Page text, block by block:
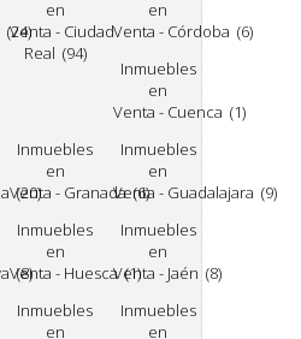
(24)
en
Venta - Ciudad
Real (94)
en
Venta - Córdoba (6)
Inmuebles
en
Venta - Cuenca (1)
(20)
Inmuebles
en
Venta - Granada (6)
Inmuebles
en
Venta - Guadalajara (9)
(8)
Inmuebles
en
Venta - Huesca (1)
Inmuebles
en
Venta - Jaén (8)
Inmuebles
en
Inmuebles
en